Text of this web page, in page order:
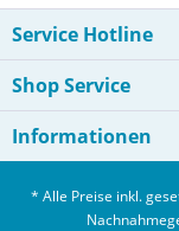
Service Hotline
Shop Service
Informationen
* Alle Preise inkl.